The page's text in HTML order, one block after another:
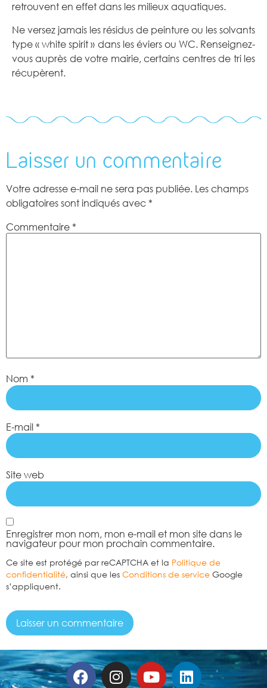
retrouvent en effet dans les milieux aquatiques.
Ne versez jamais les résidus de peinture ou les solvants
type « white spirit » dans les éviers ou WC. Renseignez-
vous auprès de votre mairie, certains centres de tri les
récupèrent.
Laisser un commentaire
Votre adresse e-mail ne sera pas publiée. Les champs
obligatoires sont indiqués avec *
Commentaire *
Nom *
E-mail *
Site web
Enregistrer mon nom, mon e-mail et mon site dans le
navigateur pour mon prochain commentaire.
Ce site est protégé par reCAPTCHA et la Politique de
confidentialité, ainsi que les Conditions de service Google
s’appliquent.